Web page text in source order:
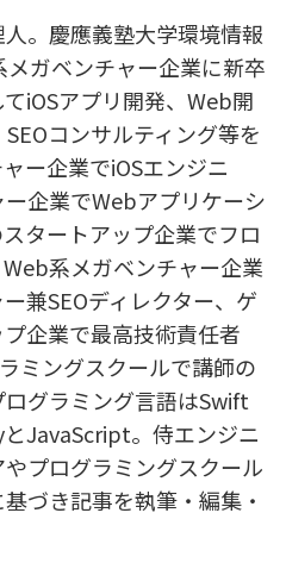
。慶應義塾大学環境情報
ガベンチャー企業に新卒
iOSアプリ開発、Web開
コンサルティング等を
ー企業でiOSエンジニ
企業でWebアプリケーシ
タートアップ企業でフロ
系メガベンチャー企業
兼SEOディレクター、ゲ
企業で最高技術責任者
ミングスクールで講師の
グラミング言語はSwift
JavaScript。侍エンジニ
プログラミングスクール
づき記事を執筆・編集・